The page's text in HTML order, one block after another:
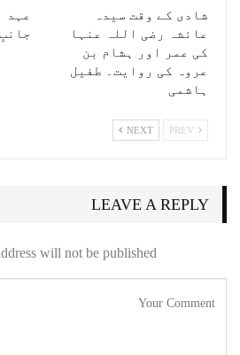
شادی کے وقت سیدہ
عائشہ رضی اللہ عنہا
کی عمر اور ہشام بن
عروہ کی روایت۔ طفیل
ہاشمی
عہد
NEXT
LEAVE A REPLY
will not be published.